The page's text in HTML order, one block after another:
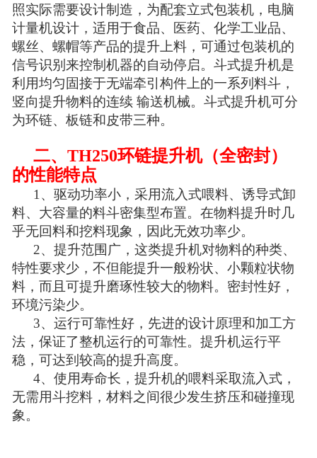
照实际需要设计制造，为配套立式包装机，电脑
计量机设计，适用于食品、医药、化学工业品、
螺丝、螺帽等产品的提升上料，可通过包装机的
信号识别来控制机器的自动停启。斗式提升机是
利用均匀固接于无端牵引构件上的一系列料斗，
竖向提升物料的连续 输送机械。斗式提升机可分
为环链、板链和皮带三种。
二、TH250环链提升机（全密封）
的性能特点
1、驱动功率小，采用流入式喂料、诱导式卸
料、大容量的料斗密集型布置。在物料提升时几
乎无回料和挖料现象，因此无效功率少。
2、提升范围广，这类提升机对物料的种类、
特性要求少，不但能提升一般粉状、小颗粒状物
料，而且可提升磨琢性较大的物料。密封性好，
环境污染少。
3、运行可靠性好，先进的设计原理和加工方
法，保证了整机运行的可靠性。提升机运行平
稳，可达到较高的提升高度。
4、使用寿命长，提升机的喂料采取流入式，
无需用斗挖料，材料之间很少发生挤压和碰撞现
象。